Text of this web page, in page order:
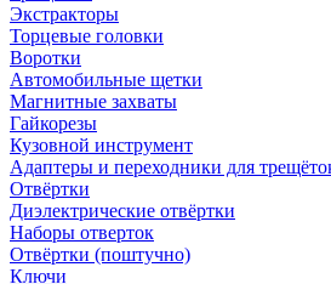
Экстракторы
Торцевые головки
Воротки
Автомобильные щетки
Магнитные захваты
Гайкорезы
Кузовной инструмент
Адаптеры и переходники для
Отвёртки
Диэлектрические отвёртки
Наборы отверток
Отвёртки (поштучно)
Ключи